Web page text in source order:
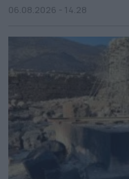
06.08.2026 - 14.28